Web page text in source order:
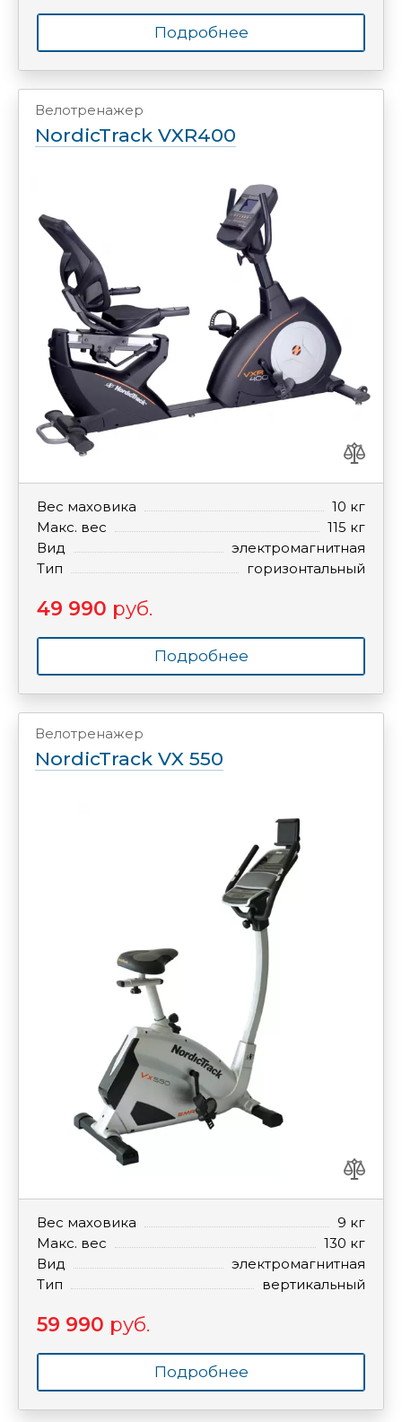
Подробнее
Велотренажер
NordicTrack VXR400
Вес маховика
10 кг
Макс. вес
115 кг
Вид
электромагнитная
Тип
горизонтальный
49 990 руб.
Подробнее
Велотренажер
NordicTrack VX 550
Вес маховика
9 кг
Макс. вес
130 кг
Вид
электромагнитная
Тип
вертикальный
59 990 руб.
Подробнее